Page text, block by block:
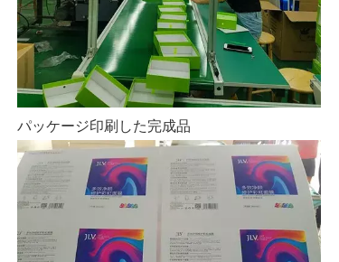
パッケージ印刷した完成品